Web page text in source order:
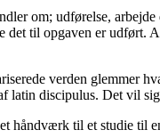
om; udførelse,
det til opgaven er udført.
verden glemmer
latin discipulus. Det vil
håndværk til et studie til